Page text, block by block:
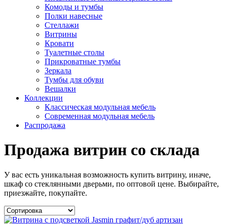
Комоды и тумбы
Полки навесные
Стеллажи
Витрины
Кровати
Туалетные столы
Прикроватные тумбы
Зеркала
Тумбы для обуви
Вешалки
Коллекции
Классическая модульная мебель
Современная модульная мебель
Распродажа
Продажа витрин со склада
У вас есть уникальная возможность купить витрину, иначе,
шкаф со стеклянными дверьми, по оптовой цене. Выбирайте,
приезжайте, покупайте.